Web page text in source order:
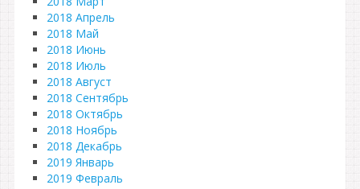
2018 Апрель
2018 Май
2018 Июнь
2018 Июль
2018 Август
2018 Сентябрь
2018 Октябрь
2018 Ноябрь
2018 Декабрь
2019 Январь
2019 Февраль